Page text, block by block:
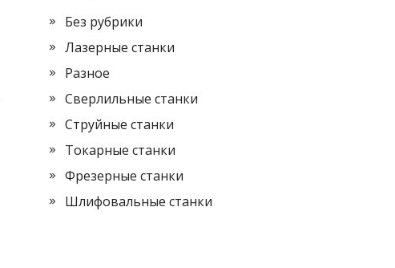
Без рубрики
Лазерные станки
Разное
Сверлильные станки
Струйные станки
Токарные станки
Фрезерные станки
Шлифовальные станки